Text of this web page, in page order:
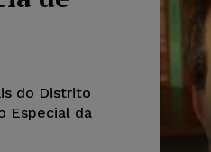
do Distrito
Especial da